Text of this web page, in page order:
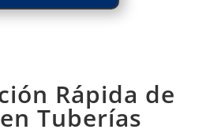
Rápida de
Tuberías